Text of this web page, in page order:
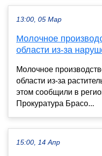
13:00, 05 Мар
Молочное
области из-за
Молочное
области из-за
этом сообщили в
Прокуратура Брасо...
15:00, 14 Апр